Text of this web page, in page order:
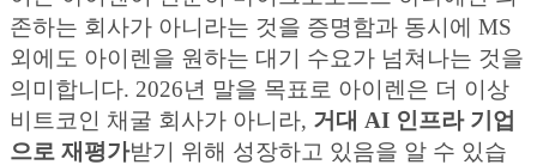
존하는 회사가 아니라는 것을 증명함과 동시에 MS
외에도 아이렌을 원하는 대기 수요가 넘쳐나는 것을
의미합니다. 2026년 말을 목표로 아이렌은 더 이상
비트코인 채굴 회사가 아니라, 거대 AI 인프라 기업
으로 재평가받기 위해 성장하고 있음을 알 수 있습